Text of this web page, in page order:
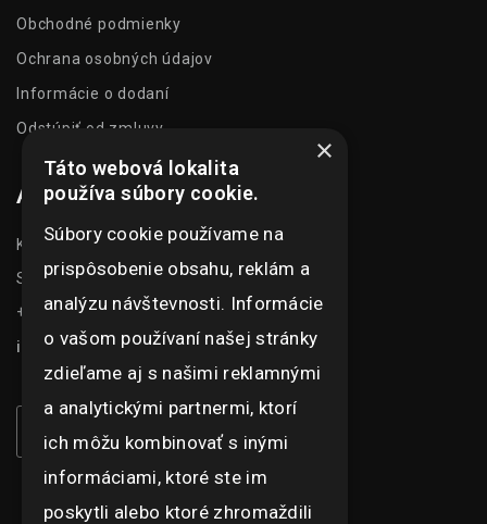
Obchodné podmienky
Ochrana osobných údajov
Informácie o dodaní
Odstúpiť od zmluvy
Adresa
Kasarenská 1504/51
Senica 905 01
+421 948 073 915
info@ghexpo.sk
×
Táto webová lokalita
používa súbory cookie.
Súbory cookie používame na
prispôsobenie obsahu, reklám a
analýzu návštevnosti. Informácie
o vašom používaní našej stránky
zdieľame aj s našimi reklamnými
a analytickými partnermi, ktorí
ich môžu kombinovať s inými
informáciami, ktoré ste im
poskytli alebo ktoré zhromaždili